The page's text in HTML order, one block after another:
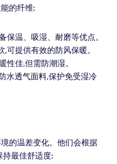
的纤维:
保温、吸湿、耐磨等优点。
可提供有效的防风保暖。
性佳,但需防潮湿。
水透气面料,保护免受湿冷
的温差变化。他们会根据
最佳舒适度: